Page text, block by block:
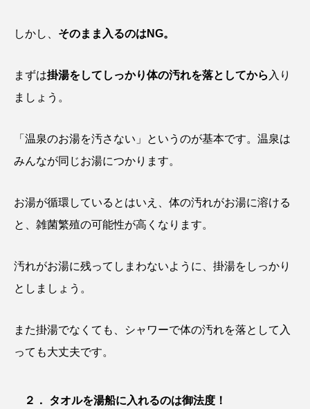
しかし、 そのまま入るのはNG。
まずは掛湯をしてしっかり体の汚れを落としてから 入り
ましょう。
「温泉のお湯を汚さない」というのが基本です。温泉は
みんなが同じお湯につかります。
お湯が循環しているとはいえ、体の汚れがお湯に溶ける
と、雑菌繁殖の可能性が高くなります。
汚れがお湯に残ってしまわないように、掛湯をしっかり
としましょう。
また掛湯でなくても、シャワーで体の汚れを落として入
っても大丈夫です。
２． タオルを湯船に入れるのは御法度！